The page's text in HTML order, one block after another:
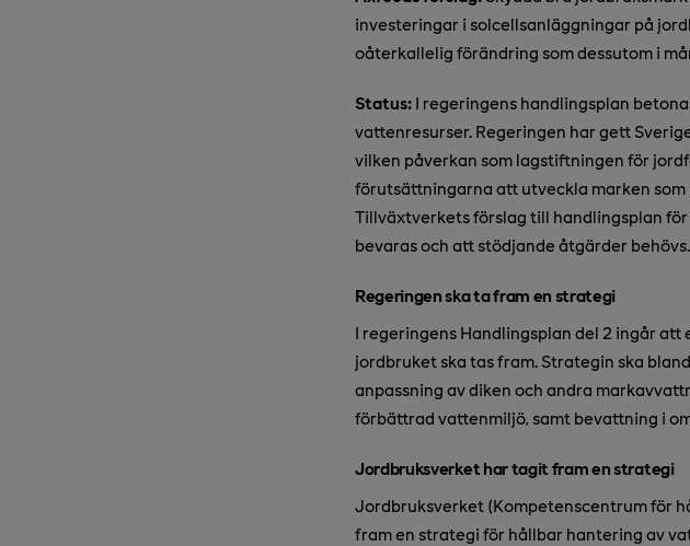
investeringar i solcellsanläggningar på
oåterkallelig förändring som dessutom i
Status: I regeringens handlingsplan
vattenresurser. Regeringen har gett
vilken påverkan som lagstiftningen för
förutsättningarna att utveckla marken
Tillväxtverkets förslag till handlingsplan
bevaras och att stödjande åtgärder behövs.
Regeringen ska ta fram en strategi
I regeringens Handlingsplan del 2 ingår
jordbruket ska tas fram. Strategin ska
anpassning av diken och andra
förbättrad vattenmiljö, samt bevattning i
Jordbruksverket har tagit fram en strategi
Jordbruksverket (Kompetenscentrum för
fram en strategi för hållbar hantering av